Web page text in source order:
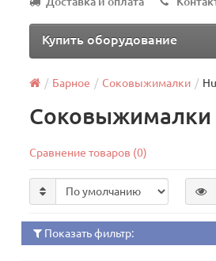
Купить оборудование
Барное Соковыжималки
Соковыжималки
Сравнение товаров (0)
Показать фильтр: